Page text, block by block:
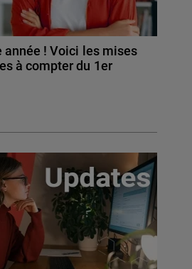
année ! Voici les mises
à compter du 1er